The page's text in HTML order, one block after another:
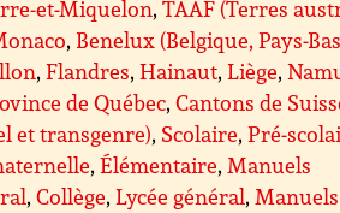
et-Miquelon,TAAF (Terres
, Benelux (Belgique, Pays-
,Flandres,Hainaut,Liège,
de Québec,Cantons de
et transgenre), Scolaire,Pré-
,Élémentaire, Manuels
,Collège,Lycée général, Manuels